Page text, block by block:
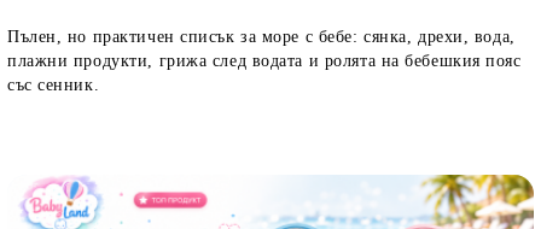
Пълен, но практичен списък за море с бебе: сянка, дрехи, вода,
плажни продукти, грижа след водата и ролята на бебешкия пояс
със сенник.